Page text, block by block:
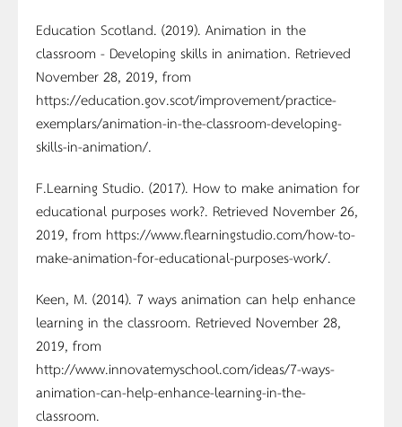
Education Scotland. (2019). Animation in the
classroom - Developing skills in animation. Retrieved
November 28, 2019, from
https://education.gov.scot/improvement/practice-
exemplars/animation-in-the-classroom-developing-
skills-in-animation/.
F.Learning Studio. (2017). How to make animation for
educational purposes work?. Retrieved November 26,
2019, from https://www.flearningstudio.com/how-to-
make-animation-for-educational-purposes-work/.
Keen, M. (2014). 7 ways animation can help enhance
learning in the classroom. Retrieved November 28,
2019, from
http://www.innovatemyschool.com/ideas/7-ways-
animation-can-help-enhance-learning-in-the-
classroom.